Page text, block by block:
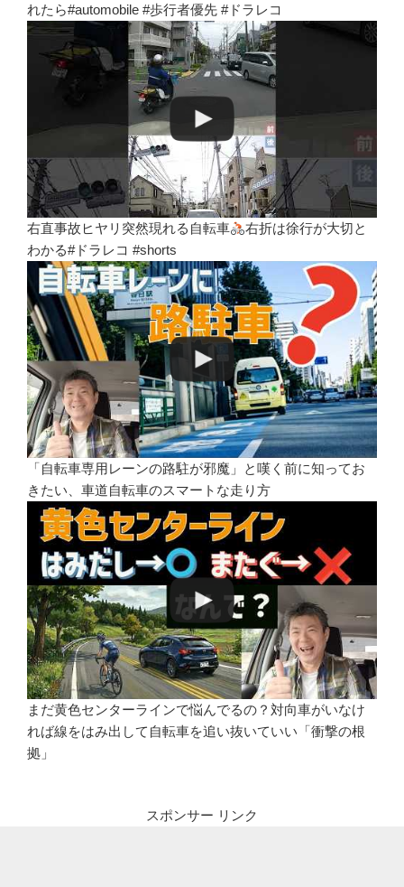
れたら#automobile #歩行者優先 #ドラレコ
右直事故ヒヤリ突然現れる自転車
右折は徐行が大切と
わかる#ドラレコ #shorts
「自転車専用レーンの路駐が邪魔」と嘆く前に知ってお
きたい、車道自転車のスマートな走り方
まだ黄色センターラインで悩んでるの？対向車がいなけ
れば線をはみ出して自転車を追い抜いていい「衝撃の根
拠」
スポンサー リンク